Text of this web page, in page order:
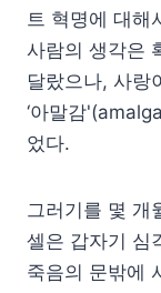
트 혁명에 대해
사람의 생각은
달랐으나, 사랑
‘아말감
었다.
그러기를 몇 개
셀은 갑자기 심
죽음의 문밖에